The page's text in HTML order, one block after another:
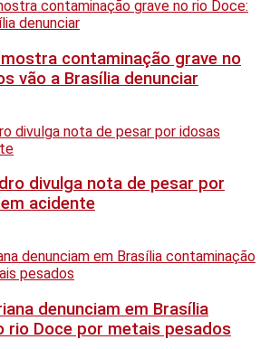
contaminação grave no
vão a Brasília denunciar
divulga nota de pesar por
acidente
denunciam em Brasília
rio Doce por metais pesados